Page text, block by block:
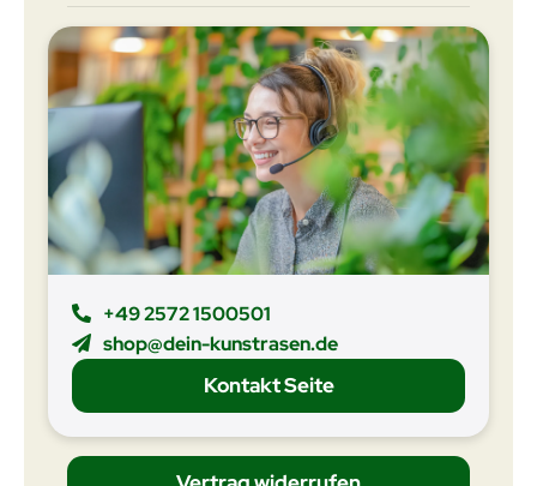
+49 2572 1500501
shop@dein-kunstrasen.de
Kontakt Seite